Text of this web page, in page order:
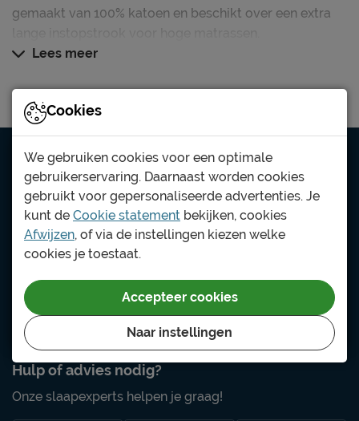
gemaakt van 100% katoen en beschikt over een extra
Lees meer
Hulp of advies nodig?
Onze slaapexperts helpen je graag!
Altijd een winkel dichtbij
We staan graag voor je klaar, met of zonder
afspraak.
Vind jouw winkel
Ga naar winkelzoeker
Cookies
We gebruiken cookies voor een optimale
gebruikerservaring. Daarnaast worden cookies
gebruikt voor gepersonaliseerde advertenties. Je
kunt de Cookie statement bekijken, cookies
Afwijzen, of via de instellingen kiezen welke
cookies je toestaat.
Naar instellingen
Accepteer cookies